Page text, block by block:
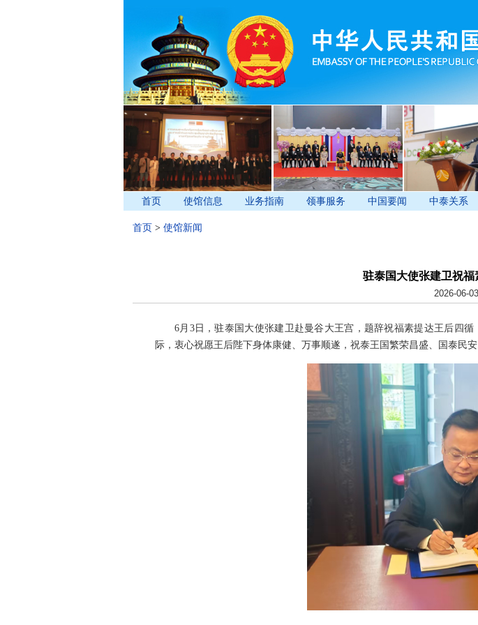
首页 使馆信息 业务指南 领事服务 中国要闻 中泰关系
首页 > 使馆新闻
驻泰国大使张建卫祝
2026-06-
6月3日，驻泰国大使张建卫赴曼谷大王宫，题辞祝福素提达王后四
际，衷心祝愿王后陛下身体康健、万事顺遂，祝泰王国繁荣昌盛、国泰民安